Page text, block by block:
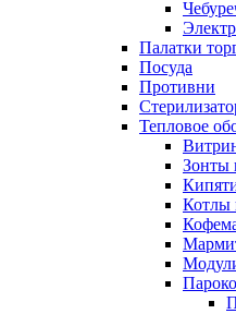
Палатки
Посуда
Противни
Тепловое
Зонты
Котлы